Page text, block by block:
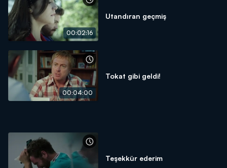
00:02:16
Utandıran geçmiş
00:04:00
Tokat gibi geldi!
Teşekkür ederim